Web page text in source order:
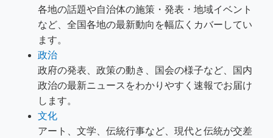
各地の話題や自治体の施策・発表・地域イベント
など、全国各地の最新動向を幅広くカバーしてい
ます。
政治
政府の発表、政策の動き、国会の様子など、国内
政治の最新ニュースをわかりやすく速報でお届け
します。
文化
アート、文学、伝統行事など、現代と伝統が交差